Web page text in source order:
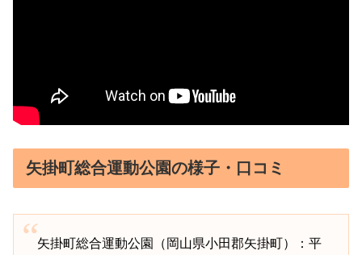
矢掛町総合運動公園の様子・口コミ
矢掛町総合運動公園（岡山県小田郡矢掛町）：平